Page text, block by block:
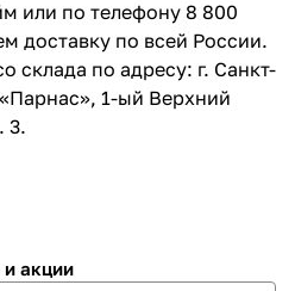
или по телефону 8 800
доставку по всей России.
склада по адресу: г. Санкт-
1-ый Верхний
3.
и акции